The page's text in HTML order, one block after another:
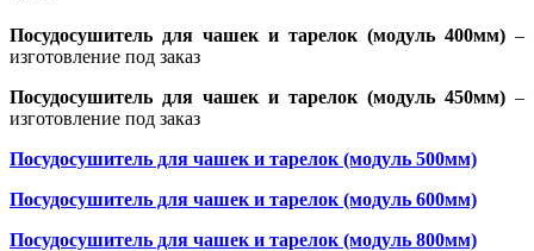
Посудосушитель для чашек и тарелок (модуль 400мм) –
изготовление под заказ
Посудосушитель для чашек и тарелок (модуль 450мм) –
изготовление под заказ
Посудосушитель для чашек и тарелок (модуль 500мм)
Посудосушитель для чашек и тарелок (модуль 600мм)
Посудосушитель для чашек и тарелок (модуль 800мм)